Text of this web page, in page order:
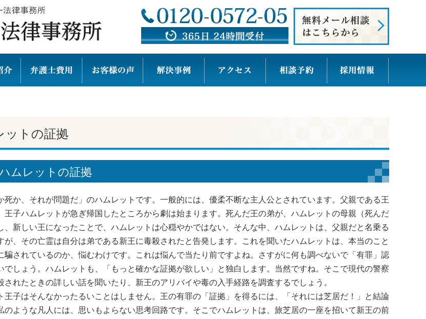
ットの証拠
ムレットの証拠
死か、それが問題だ」のハムレットです。一般的には、優柔不断な主人公とされています。父親である王
王子ハムレットが急ぎ帰国したところから劇は始まります。死んだ王の弟が、ハムレットの母親（死んだ
、新しい王になったことで、ハムレットは心穏やかではない。そんな中、ハムレットは、父親だと名乗る
が、その亡霊は自分は弟である新王に毒殺されたと告発します。これを聞いたハムレットは、本当のこと
騙されているのか、悩むわけです。これは悩んで当たり前ですよね。さすがに何も調べないで「有罪」認
でしょう。ハムレットも、「もっと確かな証拠が欲しい」と独白します。当然ですね。そこで現代の警察
されたときの詳しい話を聞いたり、新王のアリバイや毒の入手経路を調査するでしょう。
王子はそんなかったるいことはしません。王の有罪の「証拠」を得るには、「それには芝居だ！」と結論
のような凡人には、思いもよらない思考回路です。そこでハムレットは、旅芝居の一座を招いて新王の前